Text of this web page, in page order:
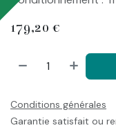
179,20 €
Conditions générales
Garantie satisfait ou